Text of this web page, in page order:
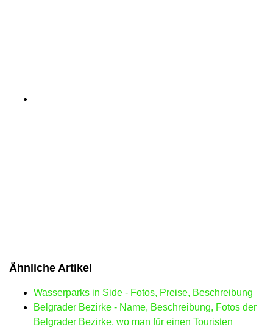
Ähnliche Artikel
Wasserparks in Side - Fotos, Preise, Beschreibung
Belgrader Bezirke - Name, Beschreibung, Fotos der
Belgrader Bezirke, wo man für einen Touristen